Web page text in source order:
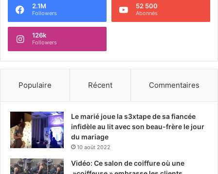
2.1M
Followers
52 500
Abonnés
126k
Followers
Populaire Récent Commentaires
Le marié joue la s3xtape de sa fiancée
infidèle au lit avec son beau-frère le jour
du mariage
10 août 2022
Vidéo: Ce salon de coiffure où une